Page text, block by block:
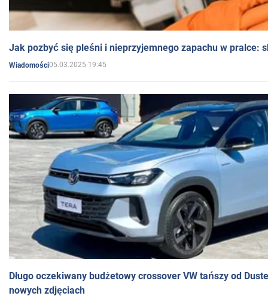
Jak pozbyć się pleśni i nieprzyjemnego zapachu w pralce:
Wiadomości05.03.2025 19:45
Długo oczekiwany budżetowy crossover VW tańszy od
nowych zdjęciach